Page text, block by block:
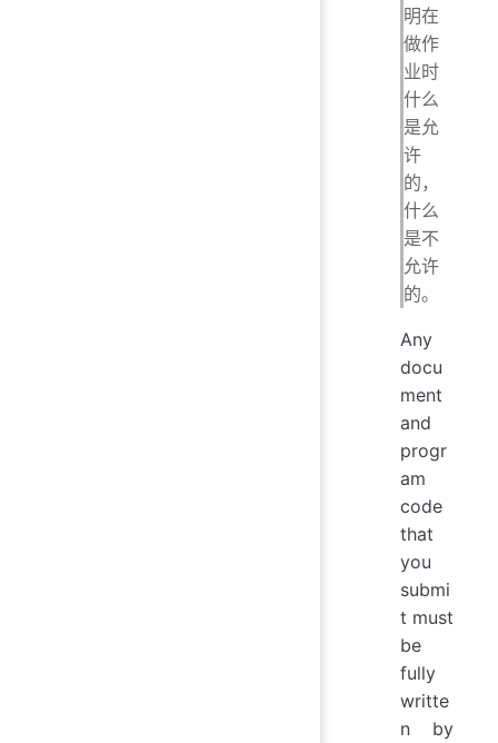
明在
做作
业时
什么
是允
许
的，
什么
是不
允许
的。
Any
docu
ment
and
progr
am
code
that
you
submi
t must
be
fully
writte
n by